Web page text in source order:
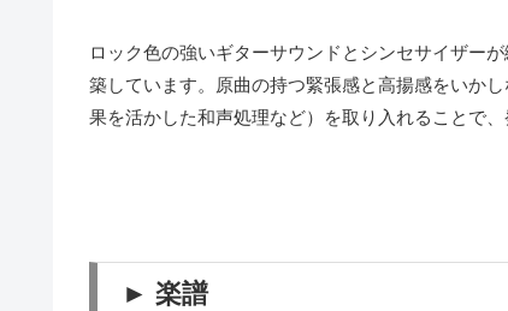
ロック色の強いギターサウンドとシンセサイザー
築しています。原曲の持つ緊張感と高揚感をいか
果を活かした和声処理など）を取り入れることで
► 楽譜